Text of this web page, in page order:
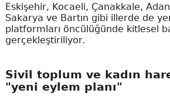
Eskişehir, Kocaeli, Çanakkale,
Sakarya ve Bartın gibi illerde de
platformları öncülüğünde kitlesel
gerçekleştiriliyor.
Sivil toplum ve kadın
"yeni eylem planı"